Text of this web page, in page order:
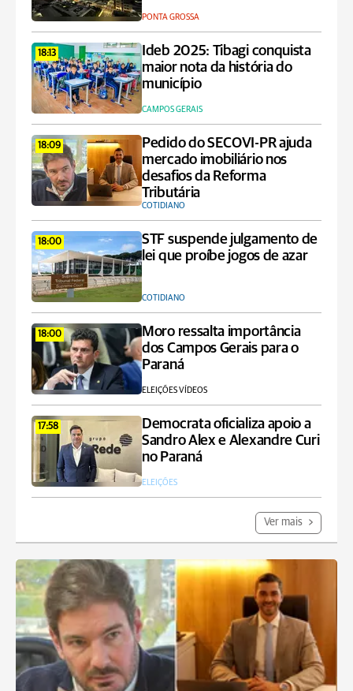
PONTA GROSSA
18:13
Ideb 2025: Tibagi conquista
maior nota da história do
município
CAMPOS GERAIS
18:09
Pedido do SECOVI-PR ajuda
mercado imobiliário nos
desafios da Reforma
Tributária
COTIDIANO
18:00
STF suspende julgamento de
lei que proíbe jogos de azar
COTIDIANO
18:00
Moro ressalta importância
dos Campos Gerais para o
Paraná
ELEIÇÕES VÍDEOS
17:58
Democrata oficializa apoio a
Sandro Alex e Alexandre Curi
no Paraná
ELEIÇÕES
Ver mais